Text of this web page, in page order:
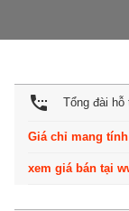
settings_phone Tổng đài
Giá chỉ mang
xem giá bán tại